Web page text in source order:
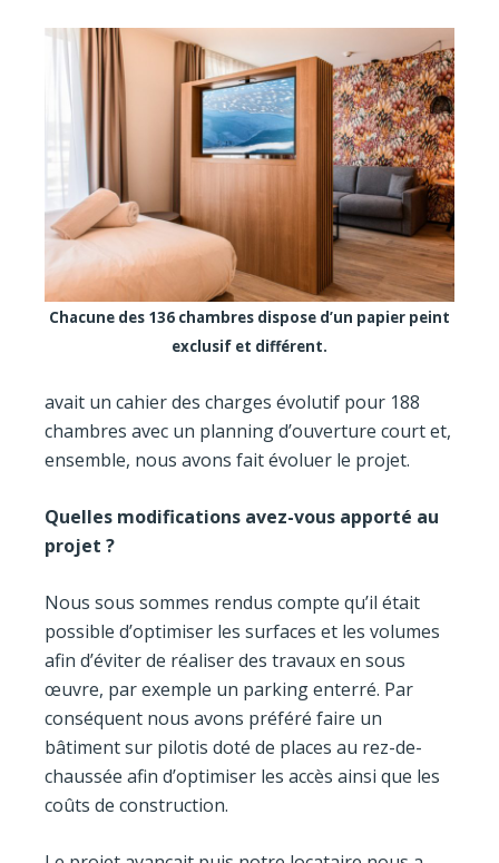
Chacune des 136 chambres dispose d’un papier peint
exclusif et différent.
avait un cahier des charges évolutif pour 188
chambres avec un planning d’ouverture court et,
ensemble, nous avons fait évoluer le projet.
Quelles modifications avez-vous apporté au
projet ?
Nous sous sommes rendus compte qu’il était
possible d’optimiser les surfaces et les volumes
afin d’éviter de réaliser des travaux en sous
œuvre, par exemple un parking enterré. Par
conséquent nous avons préféré faire un
bâtiment sur pilotis doté de places au rez-de-
chaussée afin d’optimiser les accès ainsi que les
coûts de construction.